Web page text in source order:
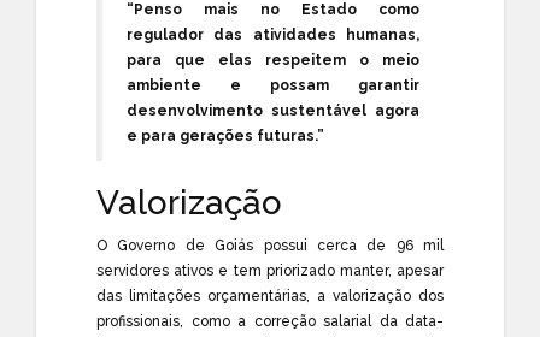
“Penso mais no Estado como
regulador das atividades humanas,
para que elas respeitem o meio
ambiente e possam garantir
desenvolvimento sustentável agora
e para gerações futuras.”
Valorização
O Governo de Goiás possui cerca de 96 mil
servidores ativos e tem priorizado manter, apesar
das limitações orçamentárias, a valorização dos
profissionais, como a correção salarial da data-